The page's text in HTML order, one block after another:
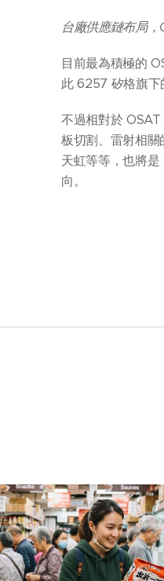
台廠供應鏈布局
目前最為積極的
此 6257 矽格旗下
不過相對於
板切割、雷射相
天虹等等，也將
向。